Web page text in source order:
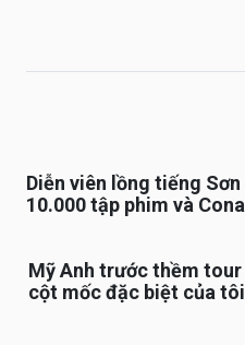
Diễn viên lồng tiếng
10.000 tập phim và
Mỹ Anh trước thềm
cột mốc đặc biệt của